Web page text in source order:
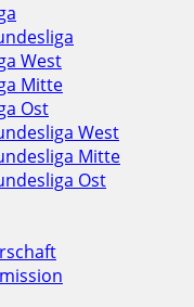
West
Mitte
Ost
West
Mitte
Ost